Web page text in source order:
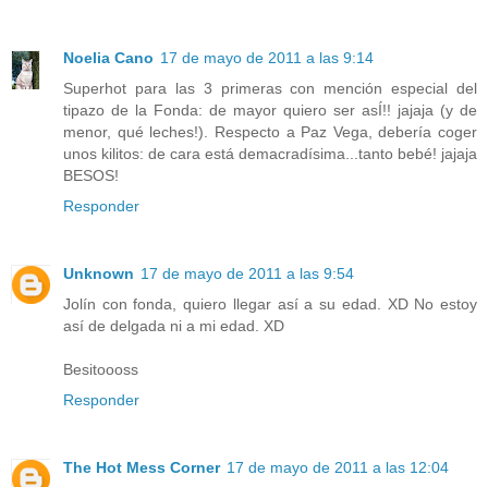
Noelia Cano 17 de mayo de 2011 a las 9:14
Superhot para las 3 primeras con mención especial del
tipazo de la Fonda: de mayor quiero ser asÍ!! jajaja (y de
menor, qué leches!). Respecto a Paz Vega, debería coger
unos kilitos: de cara está demacradísima...tanto bebé! jajaja
BESOS!
Responder
Unknown 17 de mayo de 2011 a las 9:54
Jolín con fonda, quiero llegar así a su edad. XD No estoy
así de delgada ni a mi edad. XD
Besitoooss
Responder
The Hot Mess Corner 17 de mayo de 2011 a las 12:04